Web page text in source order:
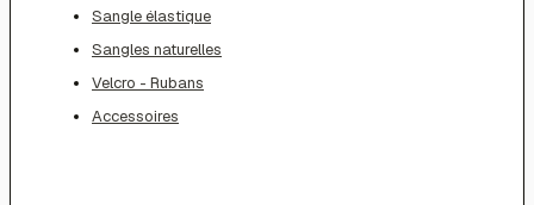
Sangle élastique
Sangles naturelles
Velcro - Rubans
Accessoires